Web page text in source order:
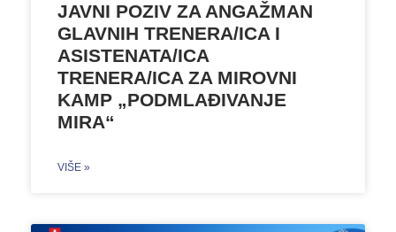
JAVNI POZIV ZA ANGAŽMAN
GLAVNIH TRENERA/ICA I
ASISTENATA/ICA
TRENERA/ICA ZA MIROVNI
KAMP „PODMLAĐIVANJE
MIRA“
VIŠE »